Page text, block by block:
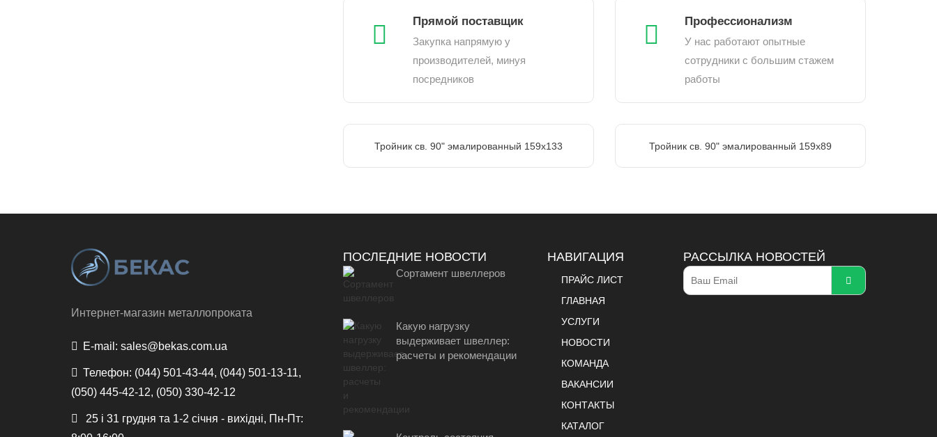
Прямой поставщик
Закупка напрямую у
производителей, минуя
посредников
Профессионализм
У нас работают опытные
сотрудники с большим стажем
работы
Тройник св. 90" эмалированный 159х133 Тройник св. 90" эмалированный 159х89
Интернет-магазин металлопроката
E-mail: sales@bekas.com.ua
Телефон: (044) 501-43-44, (044) 501-13-11,
(050) 445-42-12, (050) 330-42-12
25 і 31 грудня та 1-2 січня - вихідні, Пн-Пт:
ПОСЛЕДНИЕ НОВОСТИ
Сортамент швеллеров
Какую нагрузку
выдерживает швеллер:
расчеты и рекомендации
НАВИГАЦИЯ
ПРАЙС ЛИСТ
ГЛАВНАЯ
УСЛУГИ
НОВОСТИ
КОМАНДА
ВАКАНСИИ
КОНТАКТЫ
КАТАЛОГ
РАССЫЛКА НОВОСТЕЙ